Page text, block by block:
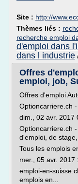
Site : http://
Thèmes liés :
recherche emploi
d'emploi dans
dans l industrie
Offres
emploi, job,
Offres d'emploi
Optioncarriere.ch
dim., 02 avr. 2017
Optioncarriere.ch
d'emploi, de
Tous les emplois
mer., 05 avr. 2017
emploi-en-
emplois en...